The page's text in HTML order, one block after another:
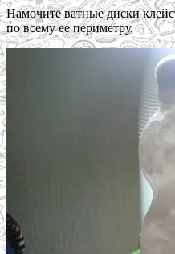
Намочите ватные диски
по всему ее периметру.